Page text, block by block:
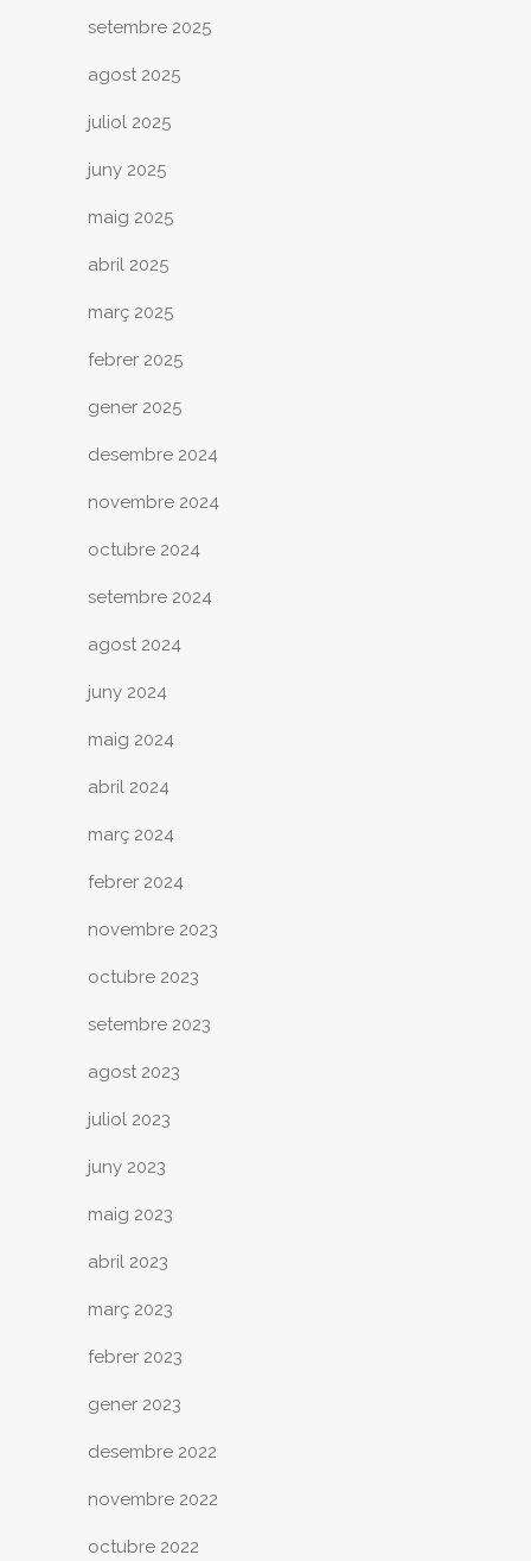
setembre 2025
agost 2025
juliol 2025
juny 2025
maig 2025
abril 2025
març 2025
febrer 2025
gener 2025
desembre 2024
novembre 2024
octubre 2024
setembre 2024
agost 2024
juny 2024
maig 2024
abril 2024
març 2024
febrer 2024
novembre 2023
octubre 2023
setembre 2023
agost 2023
juliol 2023
juny 2023
maig 2023
abril 2023
març 2023
febrer 2023
gener 2023
desembre 2022
novembre 2022
octubre 2022